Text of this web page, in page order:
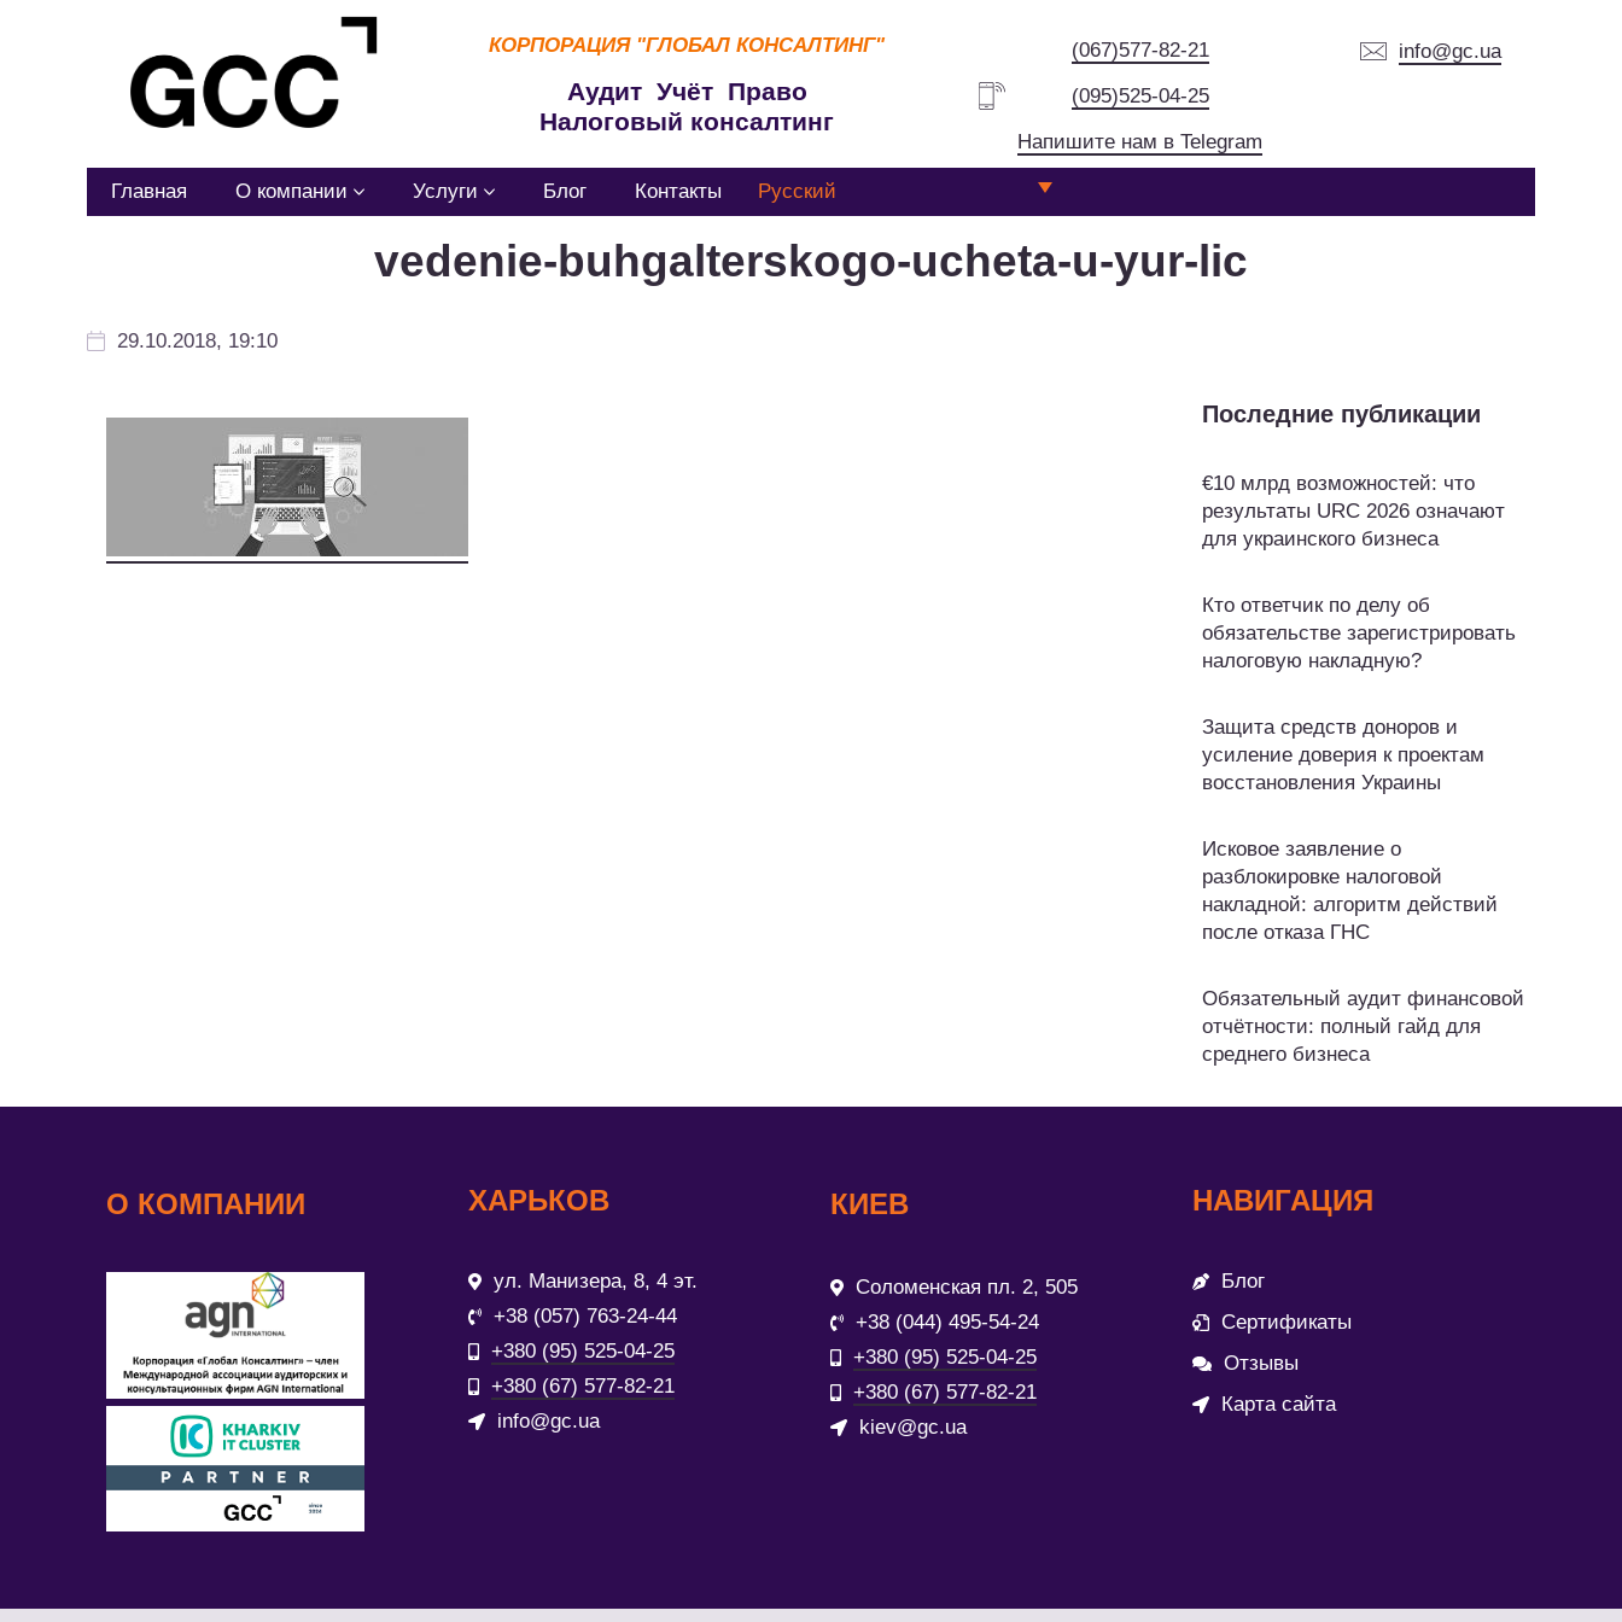
КОРПОРАЦИЯ "ГЛОБАЛ КОНСАЛТИНГ"
Аудит Учёт Право
Налоговый консалтинг
(067)577-82-21
(095)525-04-25
Напишите нам в Telegram
info@gc.ua
Главная О компании Услуги Блог Контакты Русский
vedenie-buhgalterskogo-ucheta-u-yur-lic
29.10.2018, 19:10
Последние публикации
€10 млрд возможностей: что
результаты URC 2026 означают
для украинского бизнеса
Кто ответчик по делу об
обязательстве зарегистрировать
налоговую накладную?
Защита средств доноров и
усиление доверия к проектам
восстановления Украины
Исковое заявление о
разблокировке налоговой
накладной: алгоритм действий
после отказа ГНС
Обязательный аудит финансовой
отчётности: полный гайд для
среднего бизнеса
О КОМПАНИИ ХАРЬКОВ
ул. Манизера, 8, 4 эт.
+38 (057) 763-24-44
+380 (95) 525-04-25
+380 (67) 577-82-21
info@gc.ua
КИЕВ
Соломенская пл. 2, 505
+38 (044) 495-54-24
+380 (95) 525-04-25
+380 (67) 577-82-21
kiev@gc.ua
НАВИГАЦИЯ
Блог
Сертификаты
Отзывы
Карта сайта